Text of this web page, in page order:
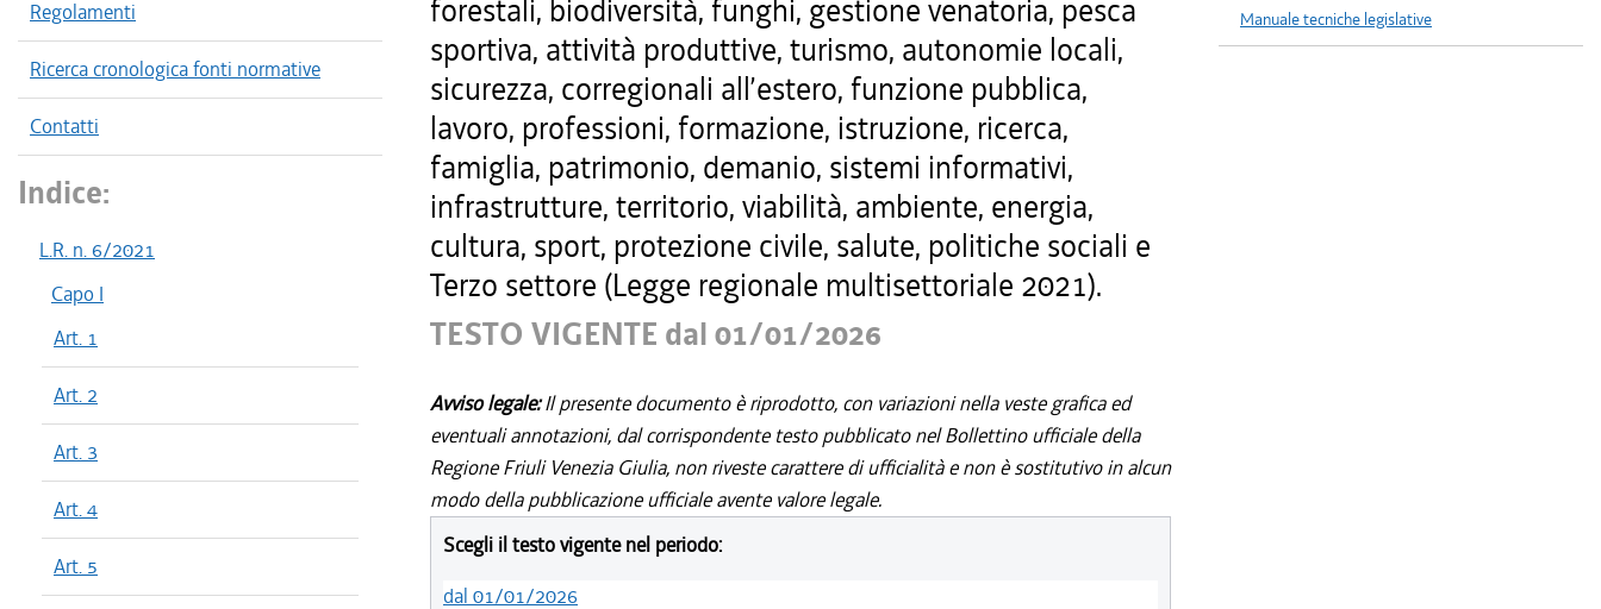
Regolamenti
Ricerca cronologica fonti normative
Contatti
Indice:
L.R. n. 6/2021
Capo I
Art. 1
Art. 2
Art. 3
Art. 4
Art. 5
forestali, biodiversità, funghi, gestione venatoria, pesca
sportiva, attività produttive, turismo, autonomie locali,
sicurezza, corregionali all’estero, funzione pubblica,
lavoro, professioni, formazione, istruzione, ricerca,
famiglia, patrimonio, demanio, sistemi informativi,
infrastrutture, territorio, viabilità, ambiente, energia,
cultura, sport, protezione civile, salute, politiche sociali e
Terzo settore (Legge regionale multisettoriale 2021).
TESTO VIGENTE dal 01/01/2026
Avviso legale:Il presente documento è riprodotto, con variazioni nella veste grafica ed
eventuali annotazioni, dal corrispondente testo pubblicato nel Bollettino ufficiale della
Regione Friuli Venezia Giulia, non riveste carattere di ufficialità e non è sostitutivo in alcun
modo della pubblicazione ufficiale avente valore legale.
Scegli il testo vigente nel periodo:
dal 01/01/2026
Manuale tecniche legislative